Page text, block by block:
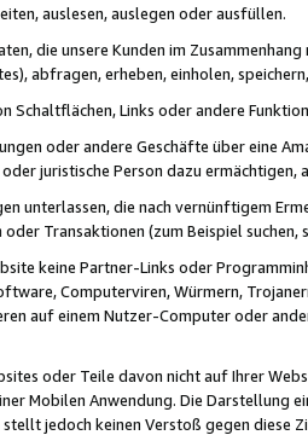
auslesen, auslegen oder ausfüllen.
die unsere Kunden im
abfragen, erheben, einholen,
Schaltflächen, Links oder andere
oder andere Geschäfte über eine
juristische Person dazu
unterlassen, die nach vernünftigem
Transaktionen (zum Beispiel
keine Partner-Links oder
Computerviren, Würmern,
auf einem Nutzer-Computer oder
oder Teile davon nicht auf Ihrer
Mobilen Anwendung. Die Darstellung
jedoch keinen Verstoß gegen diese